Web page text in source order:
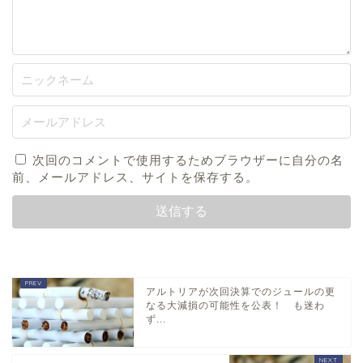
次回のコメントで使用するためブラウザーに自分の名
前、メールアドレス、サイトを保存する。
アルトリアが次回決算でのジュールの更
なる大減損の可能性を公表！ も迷わ
ず...